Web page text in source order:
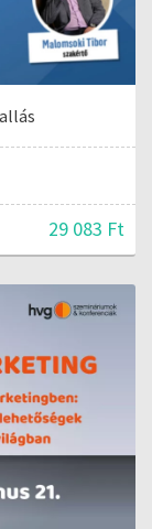
29 083 Ft